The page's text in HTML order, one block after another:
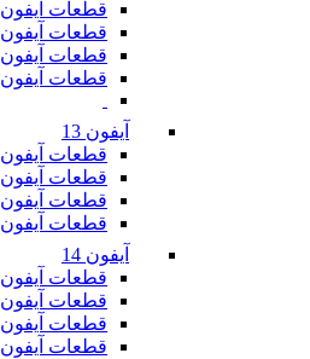
قطعات آیفون 12
قطعات آیفون 12mini
قطعات آیفون 12Pro
قطعات آیفون 12Pro Max
آیفون 13
قطعات آیفون 13
قطعات آیفون 13mini
قطعات آیفون 13Pro
قطعات آیفون 13Pro Max
آیفون 14
قطعات آیفون 14
قطعات آیفون 14Plus
قطعات آیفون 14Pro
قطعات آیفون 14Pro Max